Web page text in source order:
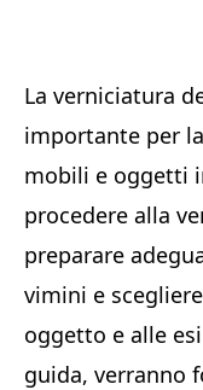
La verniciatura
importante per
mobili e oggetti
procedere alla
preparare
vimini e
oggetto e alle
guida, verranno